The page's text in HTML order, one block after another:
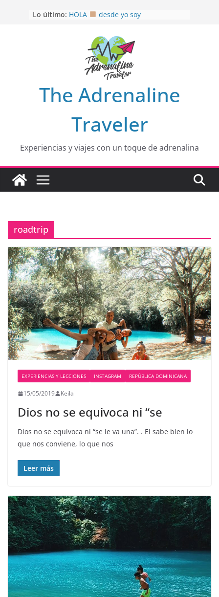
Lo último: HOLA
desde yo soy
EL SENDERO DEL CACAO: Excelente
opción
HOSPEDAJE AL NATURALSHH !!
OTRA PERSPECTIVA de RÍO EL
MULITO!
The Adrenaline
Traveler
Experiencias y viajes con un toque de adrenalina
roadtrip
EXPERIENCIAS Y LECCIONES INSTAGRAM REPÚBLICA DOMINICANA
15/05/2019 Keila
Dios no se equivoca ni “se
Dios no se equivoca ni “se le va una”. . El sabe bien lo
que nos conviene, lo que nos
Leer más